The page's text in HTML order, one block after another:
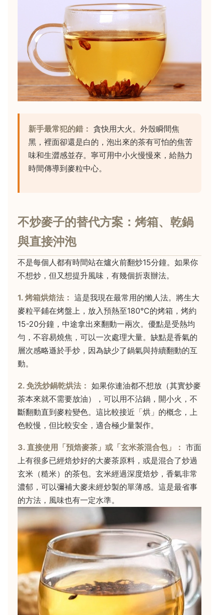
新手最常犯的錯： 貪快用大火。外殼瞬間焦
黑，裡面卻還是白的，泡出來的茶有可怕的焦苦
味和生澀感並存。寧可用中小火慢慢來，給熱力
時間傳導到麥粒中心。
不炒麥子的替代方案：烤箱、乾鍋
與直接沖泡
不是每個人都有時間站在爐火前翻炒15分鐘。如果你
不想炒，但又想提升風味，有幾個折衷辦法。
1. 烤箱烘焙法： 這是我現在最常用的懶人法。將生大
麥粒平鋪在烤盤上，放入預熱至180°C的烤箱，烤約
15-20分鐘，中途拿出來翻動一兩次。優點是受熱均
勻，不容易燒焦，可以一次處理大量。缺點是香氣的
層次感略遜於手炒，因為缺少了鍋氣與持續翻動的互
動。
2. 免洗炒鍋乾烘法： 如果你連油都不想放（其實炒麥
茶本來就不需要放油），可以用不沾鍋，開小火，不
斷翻動直到麥粒變色。這比較接近「烘」的概念，上
色較慢，但比較安全，適合極少量製作。
3. 直接使用「預焙麥茶」或「玄米茶混合包」： 市面
上有很多已經焙炒好的大麥茶原料，或是混合了炒過
玄米（糙米）的茶包。玄米經過深度焙炒，香氣非常
濃郁，可以彌補大麥未經炒製的單薄感。這是最省事
的方法，風味也有一定水準。